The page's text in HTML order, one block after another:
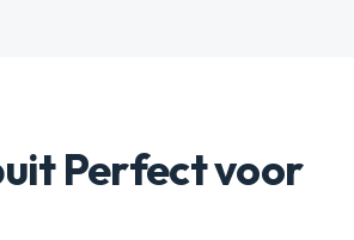
Perfect voor